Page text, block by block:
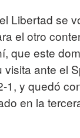
Libertad se
el otro
que este
visita ante el
1, y quedó
en la